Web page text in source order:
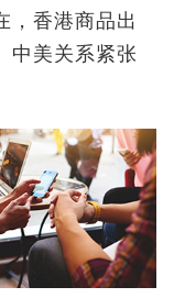
，香港商品出
中美关系紧张